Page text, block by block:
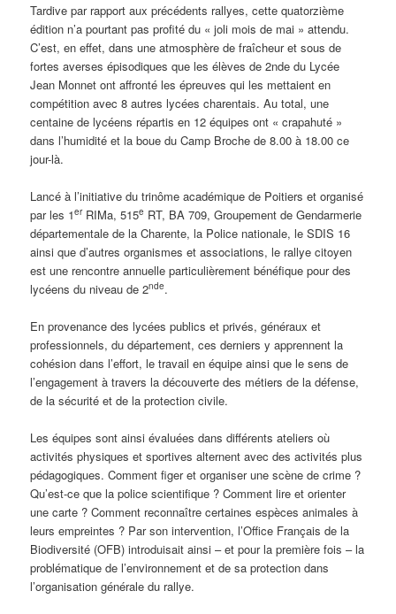
Tardive par rapport aux précédents rallyes, cette quatorzième
édition n’a pourtant pas profité du « joli mois de mai » attendu.
C’est, en effet, dans une atmosphère de fraîcheur et sous de
fortes averses épisodiques que les élèves de 2nde du Lycée
Jean Monnet ont affronté les épreuves qui les mettaient en
compétition avec 8 autres lycées charentais. Au total, une
centaine de lycéens répartis en 12 équipes ont « crapahuté »
dans l’humidité et la boue du Camp Broche de 8.00 à 18.00 ce
jour-là.
Lancé à l’initiative du trinôme académique de Poitiers et organisé
par les 1erRIMa, 515e RT, BA 709, Groupement de Gendarmerie
départementale de la Charente, la Police nationale, le SDIS 16
ainsi que d’autres organismes et associations, le rallye citoyen
est une rencontre annuelle particulièrement bénéfique pour des
lycéens du niveau de 2nde.
En provenance des lycées publics et privés, généraux et
professionnels, du département, ces derniers y apprennent la
cohésion dans l’effort, le travail en équipe ainsi que le sens de
l’engagement à travers la découverte des métiers de la défense,
de la sécurité et de la protection civile.
Les équipes sont ainsi évaluées dans différents ateliers où
activités physiques et sportives alternent avec des activités plus
pédagogiques. Comment figer et organiser une scène de crime ?
Qu’est-ce que la police scientifique ? Comment lire et orienter
une carte ? Comment reconnaître certaines espèces animales à
leurs empreintes ? Par son intervention, l’Office Français de la
Biodiversité (OFB) introduisait ainsi – et pour la première fois – la
problématique de l’environnement et de sa protection dans
l’organisation générale du rallye.